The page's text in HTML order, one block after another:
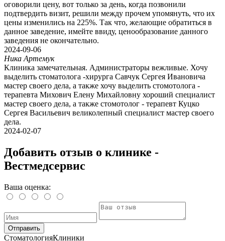
оговорили цену, вот только за день, когда позвонили
подтвердить визит, решили между прочем упомянуть, что их
цены изменились на 225%. Так что, желающие обратиться в
данное заведение, имейте ввиду, ценообразование данного
заведения не окончательно.
2024-09-06
Ника Артемук
Клиника замечательная. Администраторы вежливые. Хочу
выделить стоматолога -хирурга Савчук Сергея Ивановича
мастер своего дела, а также хочу выделить стомотолога -
терапевта Михович Елену Михайловну хороший специалист
мастер своего дела, а также стомотолог - терапевт Куцко
Сергея Васильевич великолепный специалист мастер своего
дела.
2024-02-07
Добавить отзыв о клинике -
Вестмедсервис
Ваша оценка:
Отправить
СтоматологияКлиники